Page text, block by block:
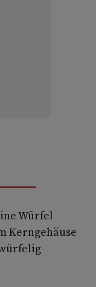
Würfel
Kerngehäuse